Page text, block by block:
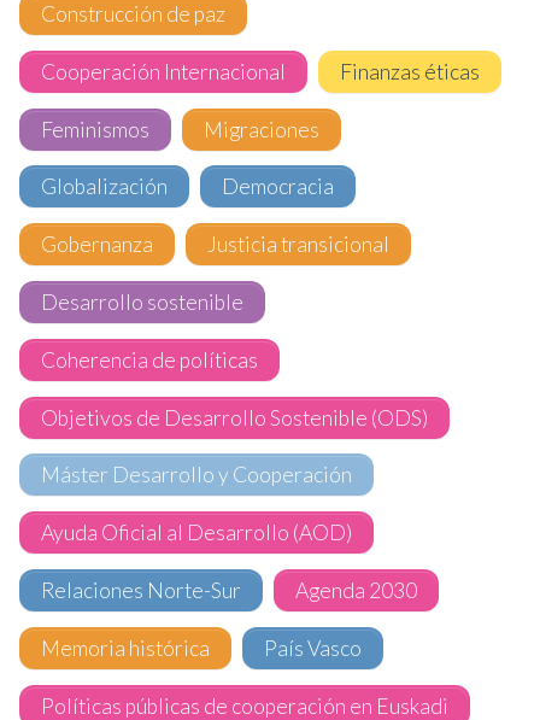
Construcción de paz
Cooperación Internacional Finanzas éticas
Feminismos Migraciones
Globalización Democracia
Gobernanza Justicia transicional
Desarrollo sostenible
Coherencia de políticas
Objetivos de Desarrollo Sostenible (ODS)
Máster Desarrollo y Cooperación
Ayuda Oficial al Desarrollo (AOD)
Relaciones Norte-Sur Agenda 2030
Memoria histórica País Vasco
Políticas públicas de cooperación en Euskadi